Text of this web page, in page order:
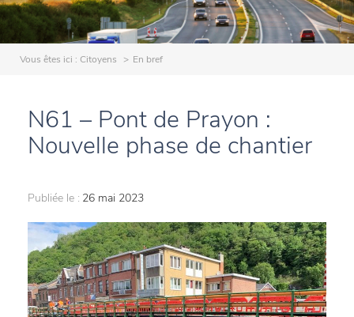
Vous êtes ici : Citoyens En bref
N61 – Pont de Prayon :
Nouvelle phase de chantier
Publiée le : 26 mai 2023